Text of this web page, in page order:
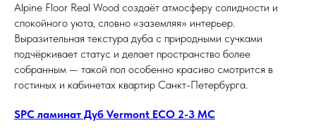
Alpine Floor Real Wood создаёт атмосферу солидности и
спокойного уюта, словно «заземляя» интерьер.
Выразительная текстура дуба с природными сучками
подчёркивает статус и делает пространство более
собранным — такой пол особенно красиво смотрится в
гостиных и кабинетах квартир Санкт-Петербурга.
SPC ламинат Дуб Vermont ECO 2-3 MC